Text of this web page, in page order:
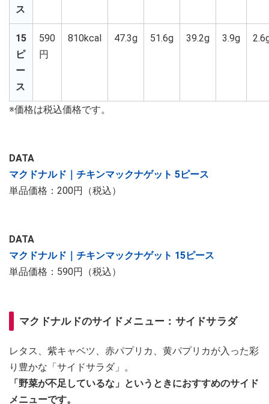
ス
15
ピ
ー
ス
590
円
810kcal 47.3g 51.6g 39.2g 3.9g
※価格は税込価格です。
DATA
マクドナルド｜チキンマックナゲット 5ピース
単品価格：200円（税込）
DATA
マクドナルド｜チキンマックナゲット 15ピース
単品価格：590円（税込）
マクドナルドのサイドメニュー：サイドサラダ
レタス、紫キャベツ、赤パプリカ、黄パプリカが入った彩
り豊かな「サイドサラダ」。
「野菜が不足しているな」というときにおすすめのサイド
メニューです。